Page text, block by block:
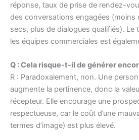
réponse, taux de prise de rendez-
des conversations engagées (moins
secs, plus de dialogues qualifiés).
les équipes commerciales est
Q : Cela risque-t-il de générer
R : Paradoxalement, non. Une
augmente la pertinence, donc la
récepteur. Elle encourage une
respectueuse, car le coût d’une
termes d’image) est plus élevé.